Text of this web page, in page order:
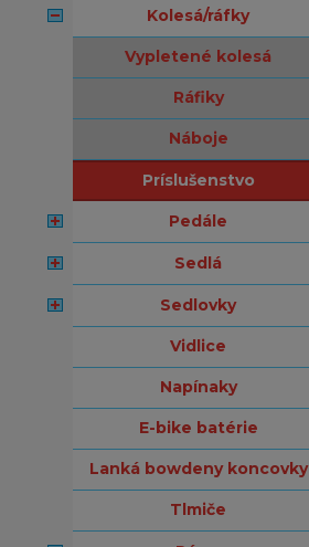
kolesá/ráfky
vypletené kolesá
ráfiky
náboje
príslušenstvo
pedále
sedlá
sedlovky
vidlice
napínaky
e-bike batérie
lanká bowdeny koncovky
tlmiče